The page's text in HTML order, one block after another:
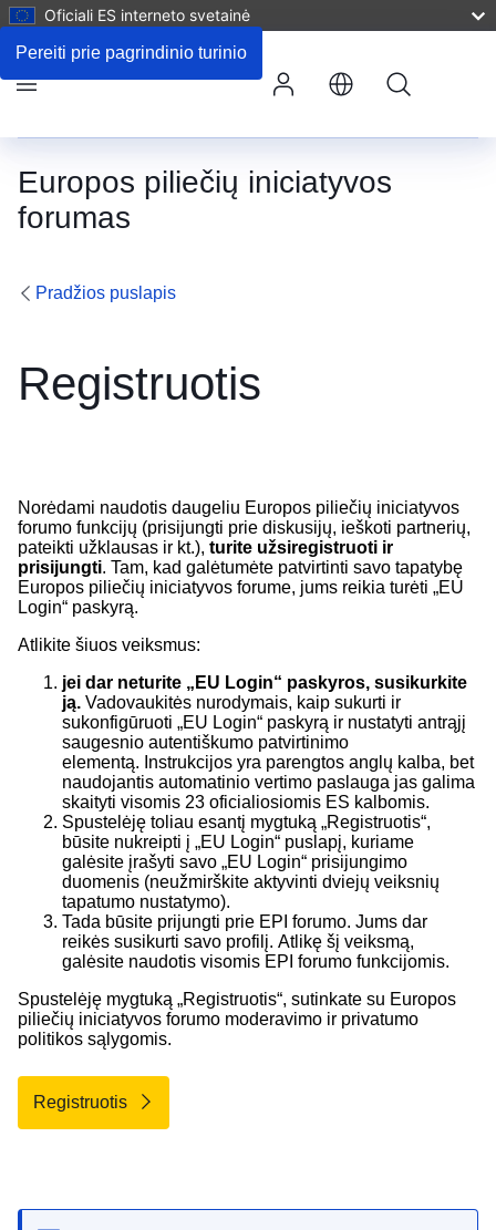
Pereiti prie pagrindinio turinio
Oficiali ES interneto svetainė
Europos piliečių iniciatyvos
forumas
Pradžios puslapis
Registruotis
Norėdami naudotis daugeliu Europos piliečių iniciatyvos
forumo funkcijų (prisijungti prie diskusijų, ieškoti partnerių,
pateikti užklausas ir kt.), turite užsiregistruoti ir
prisijungti. Tam, kad galėtumėte patvirtinti savo tapatybę
Europos piliečių iniciatyvos forume, jums reikia turėti „EU
Login“ paskyrą.
Atlikite šiuos veiksmus:
jei dar neturite „EU Login“ paskyros, susikurkite
ją. Vadovaukitės nurodymais, kaip sukurti ir
sukonfigūruoti „EU Login“ paskyrą ir nustatyti antrąjį
saugesnio autentiškumo patvirtinimo
elementą. Instrukcijos yra parengtos anglų kalba, bet
naudojantis automatinio vertimo paslauga jas galima
skaityti visomis 23 oficialiosiomis ES kalbomis.
Spustelėję toliau esantį mygtuką „Registruotis“,
būsite nukreipti į „EU Login“ puslapį, kuriame
galėsite įrašyti savo „EU Login“ prisijungimo
duomenis (neužmirškite aktyvinti dviejų veiksnių
tapatumo nustatymo).
Tada būsite prijungti prie EPI forumo. Jums dar
reikės susikurti savo profilį. Atlikę šį veiksmą,
galėsite naudotis visomis EPI forumo funkcijomis.
Spustelėję mygtuką „Registruotis“, sutinkate su Europos
piliečių iniciatyvos forumo moderavimo ir privatumo
politikos sąlygomis.
Registruotis